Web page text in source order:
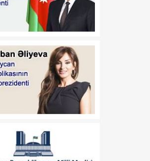
Bayraktar:
həyata
hazırdır
08 Avqust
Türkiyənin
onun
başlamır
17:05
08 Avqust
16:59
08 Avqust
Zirvə
xronoloji